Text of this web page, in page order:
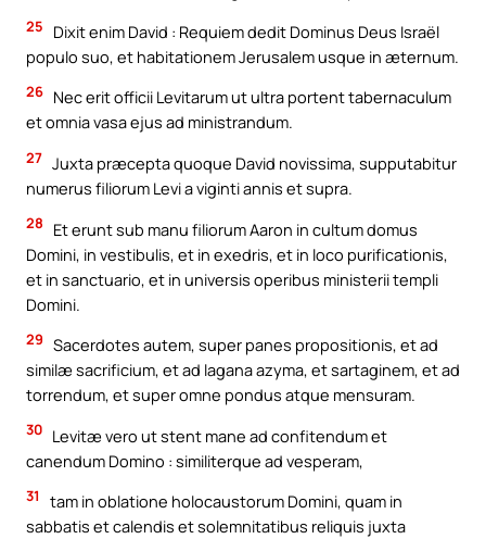
25
Dixit enim David : Requiem dedit Dominus Deus Israël
populo suo, et habitationem Jerusalem usque in æternum.
26 Nec erit officii Levitarum ut ultra portent tabernaculum
et omnia vasa ejus ad ministrandum.
27 Juxta præcepta quoque David novissima, supputabitur
numerus filiorum Levi a viginti annis et supra.
28
Et erunt sub manu filiorum Aaron in cultum domus
Domini, in vestibulis, et in exedris, et in loco purificationis,
et in sanctuario, et in universis operibus ministerii templi
Domini.
29 Sacerdotes autem, super panes propositionis, et ad
similæ sacrificium, et ad lagana azyma, et sartaginem, et ad
torrendum, et super omne pondus atque mensuram.
30 Levitæ vero ut stent mane ad confitendum et
canendum Domino : similiterque ad vesperam,
31
tam in oblatione holocaustorum Domini, quam in
sabbatis et calendis et solemnitatibus reliquis juxta